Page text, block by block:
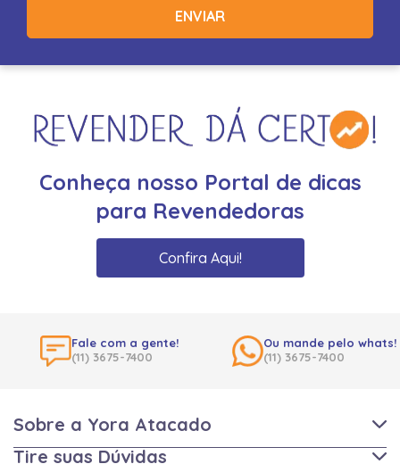
ENVIAR
Conheça nosso Portal de dicas
para Revendedoras
Confira Aqui!
Fale com a gente!
(11) 3675-7400
Ou mande pelo whats!
(11) 3675-7400
Sobre a Yora Atacado
Tire suas Dúvidas